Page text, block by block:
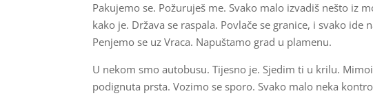
Pakujemo se. Požuruješ me. Svako malo izvadiš nešto iz
kako je. Država se raspala. Povlače se granice, i svako
Penjemo se uz Vraca. Napuštamo grad u plamenu.
U nekom smo autobusu. Tijesno je. Sjedim ti u krilu.
podignuta prsta. Vozimo se sporo. Svako malo neka